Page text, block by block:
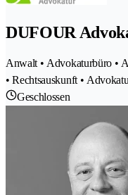
DUFOUR
Anwalt • Advokaturbüro •
• Rechtsauskunft •
Geschlossen